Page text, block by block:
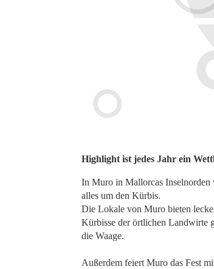
Highlight ist jedes Jahr ein
In Muro in Mallorcas Inselnorden
alles um den Kürbis.
Die Lokale von Muro bieten
Kürbisse der örtlichen Landwirte
die Waage.
Außerdem feiert Muro das Fest